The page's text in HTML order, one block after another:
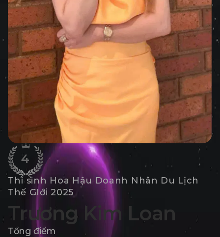
4
Thí sinh Hoa Hậu Doanh Nhân Du Lịch
Thế GIới 2025
Trương Kim Loan
Tổng điểm